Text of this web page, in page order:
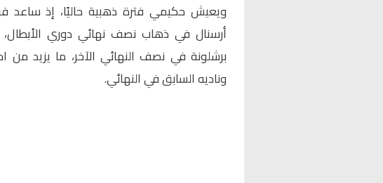
ويعيش حكيمي فترة ذهبية حاليًا، إذ
أرسنال في ذهاب نصف نهائي دوري الأبطال،
برشلونة في نصف النهائي الآخر، ما يزيد
وناديه السابق في النهائي.